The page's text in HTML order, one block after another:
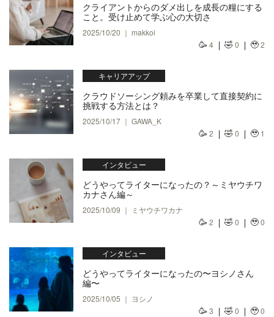
クライアントからのダメ出しを成長の糧にする
こと。受け止めて学ぶ心の大切さ
2025/10/20 ｜ makkoi
🥳 4 🤣0 🥹2
キャリアアップ
クラウドソーシング頼みを卒業して直接契約に
挑戦する方法とは？
2025/10/17 ｜ GAWA_K
🥳 2 🤣0 🥹 1
インタビュー
どうやってライターになったの？～ミヤウチワ
カナさん編～
2025/10/09 ｜ ミヤウチワカナ
🥳 2 🤣0 🥹0
インタビュー
どうやってライターになったの〜ヨシノさん
編〜
2025/10/05 ｜ ヨシノ
🥳 3 🤣0 🥹0